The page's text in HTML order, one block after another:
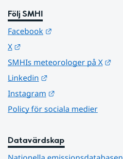
Följ SMHI
Facebook
X
SMHIs meteorologer på X
Linkedin
Instagram
Policy för sociala medier
Datavärdskap